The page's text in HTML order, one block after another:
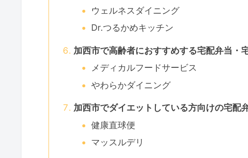
ウェルネスダイニング
Dr.つるかめキッチン
加西市で高齢者におすすめする宅配弁当・
メディカルフードサービス
やわらかダイニング
加西市でダイエットしている方向けの宅配
健康直球便
マッスルデリ